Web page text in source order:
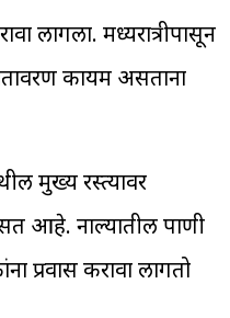
लागला. मध्यरात्रीपासून
कायम असताना
मुख्य रस्त्यावर
आहे. नाल्यातील पाणी
प्रवास करावा लागतो